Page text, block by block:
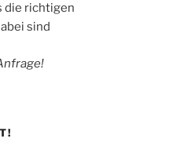
die richtigen
sind